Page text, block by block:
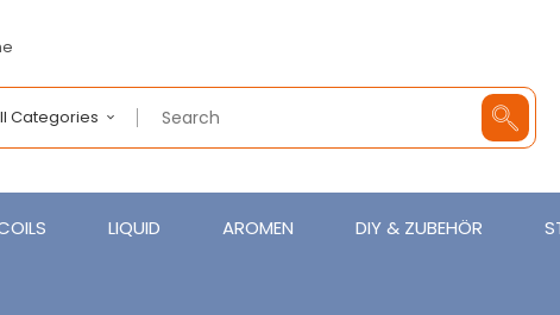
Categories
LIQUID AROMEN DIY & ZUBEHÖR